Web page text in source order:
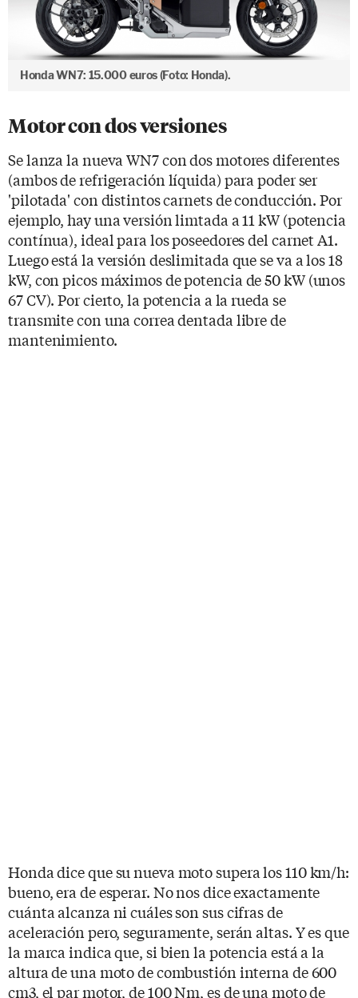
Honda WN7: 15.000 euros (Foto: Honda).
Motor con dos versiones
Se lanza la nueva WN7 con dos motores diferentes
(ambos de refrigeración líquida) para poder ser
'pilotada' con distintos carnets de conducción. Por
ejemplo, hay una versión limtada a 11 kW (potencia
contínua), ideal para los poseedores del carnet A1.
Luego está la versión deslimitada que se va a los 18
kW, con picos máximos de potencia de 50 kW (unos
67 CV). Por cierto, la potencia a la rueda se
transmite con una correa dentada libre de
mantenimiento.
Honda dice que su nueva moto supera los 110 km/h:
bueno, era de esperar. No nos dice exactamente
cuánta alcanza ni cuáles son sus cifras de
aceleración pero, seguramente, serán altas. Y es que
la marca indica que, si bien la potencia está a la
altura de una moto de combustión interna de 600
cm3, el par motor, de 100 Nm, es de una moto de